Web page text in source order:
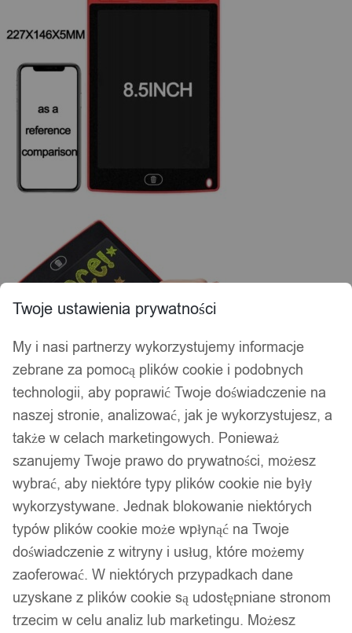
Twoje ustawienia prywatności
My i nasi partnerzy wykorzystujemy informacje
zebrane za pomocą plików cookie i podobnych
technologii, aby poprawić Twoje doświadczenie na
naszej stronie, analizować, jak je wykorzystujesz, a
także w celach marketingowych. Ponieważ
szanujemy Twoje prawo do prywatności, możesz
wybrać, aby niektóre typy plików cookie nie były
wykorzystywane. Jednak blokowanie niektórych
typów plików cookie może wpłynąć na Twoje
doświadczenie z witryny i usług, które możemy
zaoferować. W niektórych przypadkach dane
uzyskane z plików cookie są udostępniane stronom
trzecim w celu analiz lub marketingu. Możesz